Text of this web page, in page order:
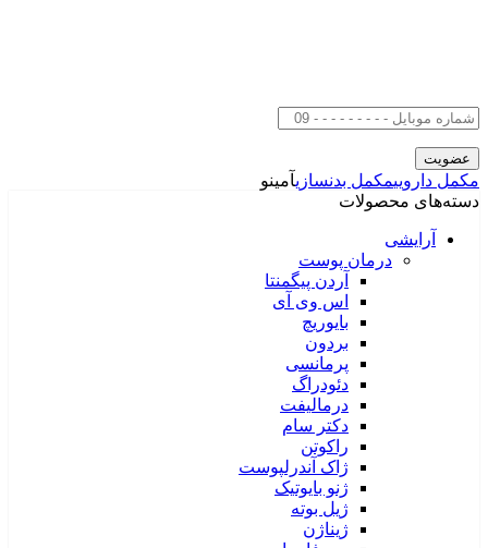
مکمل داروییمکمل بدنسازیآمینو
دسته‌های محصولات
آرایشی
درمان پوست
آردن پیگمنتا
اس وی آی
بایوریچ
بردون
پرمانسی
دئودراگ
درمالیفت
دکتر سام
راکوتن
ژاک آندرلپوست
ژنو بایوتیک
ژیل بوته
ژیناژن